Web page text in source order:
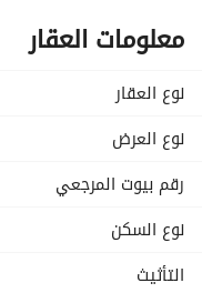
معلومات العقار
نوع العقار
نوع العرض
رقم بيوت المرجعي
نوع السكن
التأثيث